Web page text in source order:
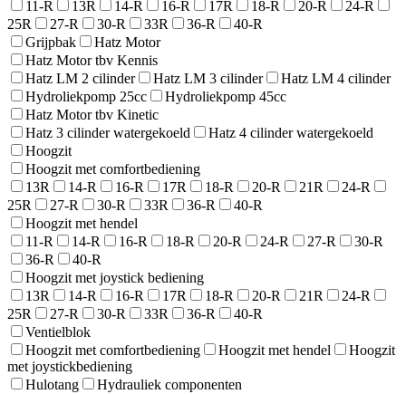
11-R
13R 14-R 16-R 17R 18-R 20-R
24-R
25R
27-R 30-R 33R 36-R
40-R
Grijpbak
Hatz Motor
Hatz Motor tbv Kennis
Hatz LM 2 cilinder
Hatz LM 3 cilinder
Hatz LM 4 cilinder
Hydroliekpomp 25cc
Hydroliekpomp 45cc
Hatz Motor tbv Kinetic
Hatz 3 cilinder watergekoeld
Hatz 4 cilinder watergekoeld
Hoogzit
Hoogzit met comfortbediening
13R
14-R 16-R 17R 18-R 20-R 21R
24-R
25R
27-R 30-R 33R 36-R
40-R
Hoogzit met hendel
11-R
14-R 16-R 18-R 20-R 24-R 27-R
30-R
36-R
40-R
Hoogzit met joystick bediening
13R
14-R 16-R 17R 18-R 20-R 21R
24-R
25R
27-R 30-R 33R 36-R
40-R
Ventielblok
Hoogzit met comfortbediening
Hoogzit met hendel
Hoogzit
met joystickbediening
Hulotang
Hydrauliek componenten